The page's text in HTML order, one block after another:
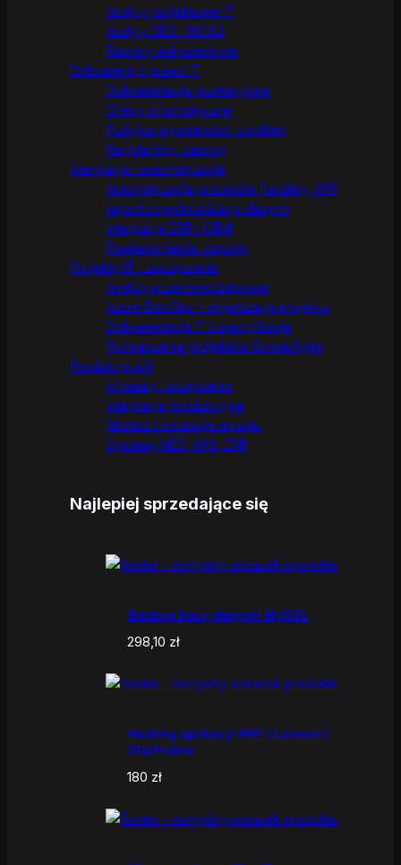
Audyty projektowe IT
Audyty SEO i WCAG
Raporty wdrożeniowe
Dokumenty i prawo IT
Dokumentacja przetargowa
Oferty informatyczne
Polityka prywatności i cookies
Regulaminy i umowy
Integracje i automatyzacje
Automatyzacja procesów (spidery, API)
Import i synchronizacja danych
Integracje ERP / CRM
Powiadomienia i raporty
Projekty IT i zarządzanie
Analizy przedwdrożeniowe
Azure DevOps – organizacja projektu
Dokumentacja IT i specyfikacje
Prowadzenie projektów Scrum/Agile
Produkcja 4.0
Infomaty i urządzenia
Integracje produkcyjne
Montaż i instalacja sprzętu
Systemy MES, APS, ERP
Najlepiej sprzedające się
Backup bazy danych MySQL
298,10 zł
Hosting aplikacji PHP / Laravel /
StarFrame
180 zł